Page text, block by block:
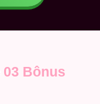
03 Bônus